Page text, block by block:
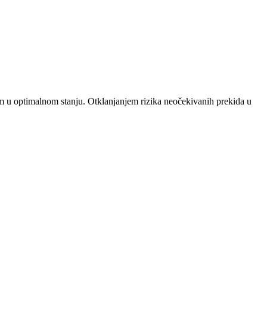
optimalnom stanju. Otklanjanjem rizika neočekivanih prekida u